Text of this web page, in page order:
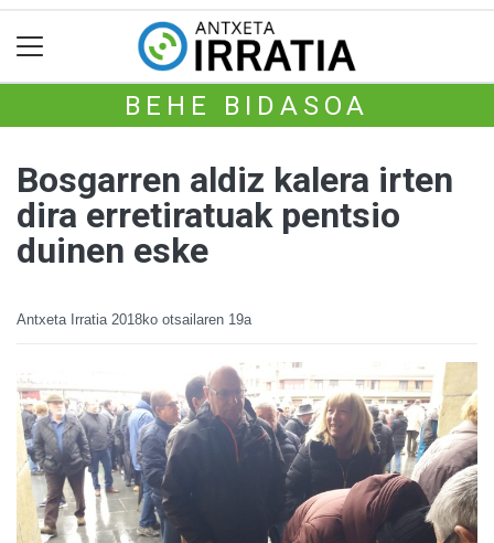
BEHE BIDASOA
Bosgarren aldiz kalera irten
dira erretiratuak pentsio
duinen eske
Antxeta Irratia 2018ko otsailaren 19a